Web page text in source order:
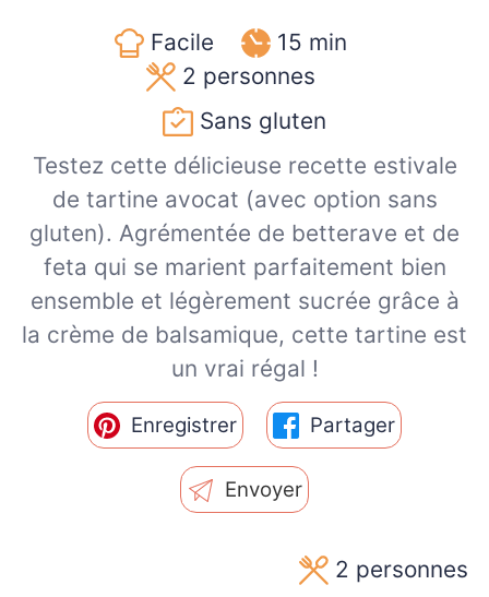
Facile
15 min
2 personnes
Sans gluten
Testez cette délicieuse recette estivale
de tartine avocat (avec option sans
gluten). Agrémentée de betterave et de
feta qui se marient parfaitement bien
ensemble et légèrement sucrée grâce à
la crème de balsamique, cette tartine est
un vrai régal !
Enregistrer Partager
Envoyer
2 personnes